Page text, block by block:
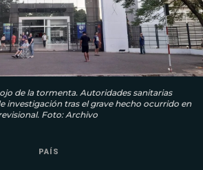
de la tormenta. Autoridades sanitarias
investigación tras el grave hecho ocurrido en
Foto: Archivo
PAÍS